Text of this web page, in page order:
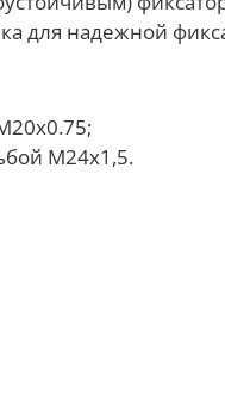
для надежной
М24х1,5.